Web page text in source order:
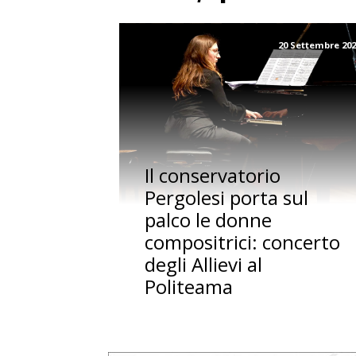
20 Settembre
Il conservatorio
Pergolesi porta sul
palco le donne
compositrici: concerto
degli Allievi al
Politeama